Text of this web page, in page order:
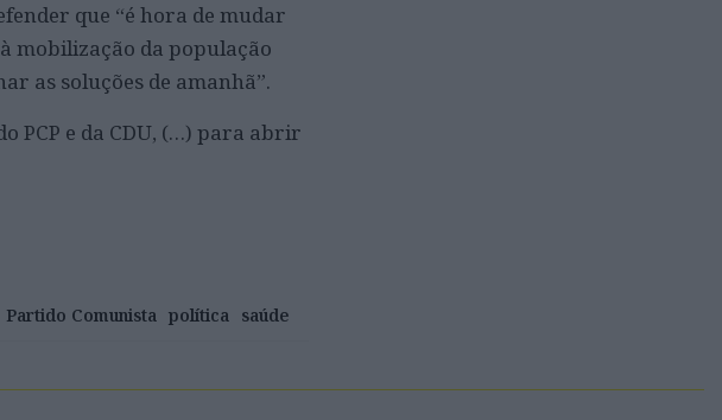
que “é hora de mudar
mobilização da população
as soluções de amanhã”.
PCP e da CDU, (…) para abrir
Partido Comunista política saúde